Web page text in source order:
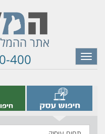
אתר
400
Toggle
navigation